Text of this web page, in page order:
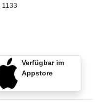
1133
Verfügbar im
Appstore